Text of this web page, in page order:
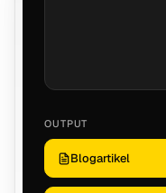
OUTPUT
Blogartikel